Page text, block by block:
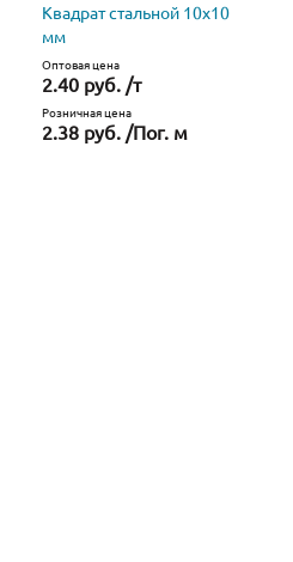
Квадрат стальной 10х10
мм
Оптовая цена
2.40 руб. /т
Розничная цена
2.38 руб. /Пог. м